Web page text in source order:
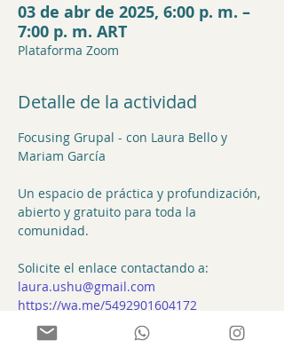
03 de abr de 2025, 6:00 p. m. –
7:00 p. m. ART
Plataforma Zoom
Detalle de la actividad
Focusing Grupal - con Laura Bello y
Mariam García
Un espacio de práctica y profundización,
abierto y gratuito para toda la
comunidad.
Solicite el enlace contactando a:
laura.ushu@gmail.com
https://wa.me/5492901604172
https://wa.me/34633698723